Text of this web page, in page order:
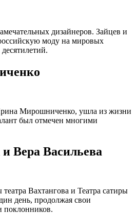
дизайнеров. Зайцев и
моду на мировых
Мирошниченко, ушла из жизни
был отмечен многими
Вера Васильева
Вахтангова и Театра сатиры
день, продолжая свои
поклонников.